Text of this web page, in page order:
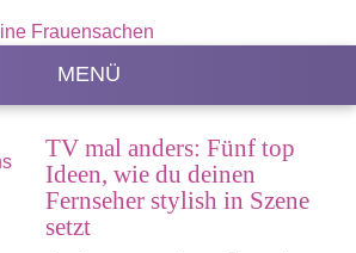
MENÜ
TV mal anders: Fünf top
Ideen, wie du deinen
Fernseher stylish in Szene
setzt